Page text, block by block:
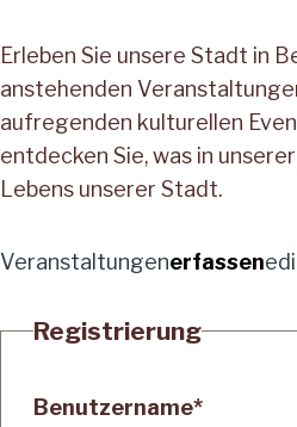
Erleben Sie unsere Stadt in
anstehenden
aufregenden kulturellen
entdecken Sie, was in
Lebens unserer Stadt.
Veranstaltungenerfassen
Registrierung
Benutzername*